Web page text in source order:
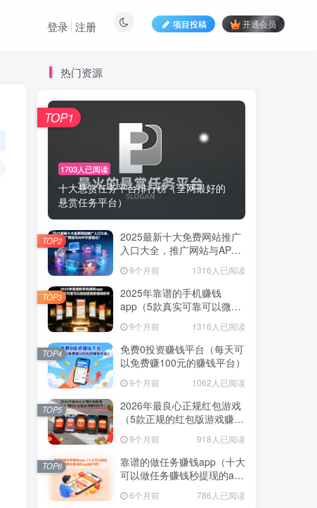
项目投稿 开通会员
登录 注册
热门资源
1703人已阅读
十大悬赏任务平台排行榜（全网最好的
悬赏任务平台）
TOP1
2025最新十大免费网站推广
入口大全，推广网站与APP
9个月前 1316人已阅读
TOP2
2025年靠谱的手机赚钱
app（5款真实可靠可以微信
9个月前 1316人已阅读
TOP3
免费0投资赚钱平台（每天可
以免费赚100元的赚钱平台）
9个月前 1062人已阅读
TOP4
2026年最良心正规红包游戏
（5款正规的红包版游戏赚钱
9个月前 918人已阅读
TOP5
靠谱的做任务赚钱app（十大
可以做任务赚钱秒提现的app
6个月前 786人已阅读
TOP6
1703人已阅读
十大悬赏任务平台排行榜（全网最好的
悬赏任务平台）
TOP1
2025最新十大免费网站推广
入口大全，推广网站与APP
不容错过！
9个月前 1316人已阅读
TOP2
2025年靠谱的手机赚钱
app（5款真实可靠可以微信
提现的赚钱软件）
9个月前 1316人已阅读
TOP3
免费0投资赚钱平台（每天可
以免费赚100元的赚钱平台）
9个月前 1062人已阅读
TOP4
2026年最良心正规红包游戏
（5款正规的红包版游戏赚钱
软件）
9个月前 918人已阅读
TOP5
靠谱的做任务赚钱app（十大
可以做任务赚钱秒提现的app
排行榜）
6个月前 786人已阅读
TOP6